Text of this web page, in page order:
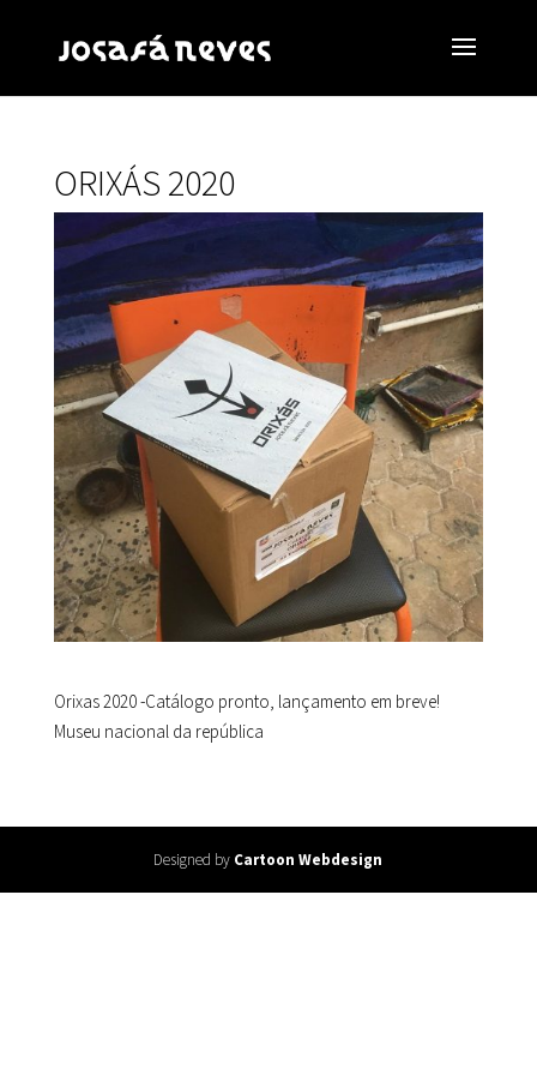
ORIXÁS 2020
Orixas 2020 -Catálogo pronto, lançamento em breve!
Museu nacional da república
Designed by Cartoon Webdesign